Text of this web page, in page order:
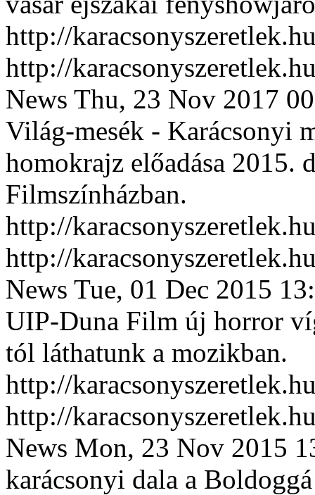
http://
http://
News Thu, 23 Nov 2017
Világ-mesék - Karácsonyi
homokrajz előadása 2015.
Filmszínházban.
http://
http://
News Tue, 01 Dec 2015
UIP-Duna Film új horror
tól láthatunk a mozikban.
http://
http://
News Mon, 23 Nov 2015
karácsonyi dala a